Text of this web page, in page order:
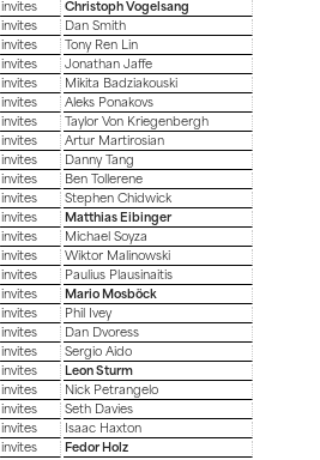
invites
Christoph Vogelsang
invites
Dan Smith
invites
Tony Ren Lin
invites
Jonathan Jaffe
invites
Mikita Badziakouski
invites
Aleks Ponakovs
invites
Taylor Von Kriegenbergh
invites
Artur Martirosian
invites
Danny Tang
invites
Ben Tollerene
invites
Stephen Chidwick
invites
Matthias Eibinger
invites
Michael Soyza
invites
Wiktor Malinowski
invites
Paulius Plausinaitis
invites
Mario Mosböck
invites
Phil Ivey
invites
Dan Dvoress
invites
Sergio Aido
invites
Leon Sturm
invites
Nick Petrangelo
invites
Seth Davies
invites
Isaac Haxton
invites
Fedor Holz